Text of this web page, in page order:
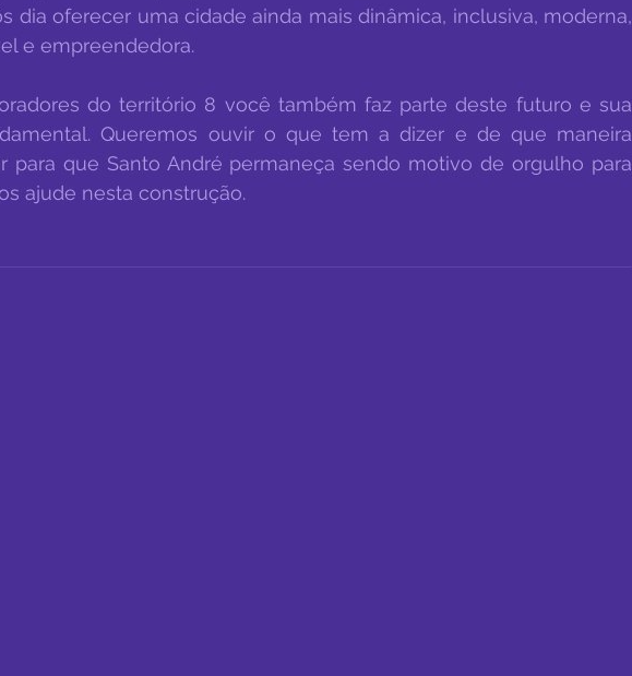
dia oferecer uma cidade ainda mais dinâmica, inclusiva, moderna,
e empreendedora.
do território 8 você também faz parte deste futuro e sua
Queremos ouvir o que tem a dizer e de que maneira
para que Santo André permaneça sendo motivo de orgulho para
ajude nesta construção.